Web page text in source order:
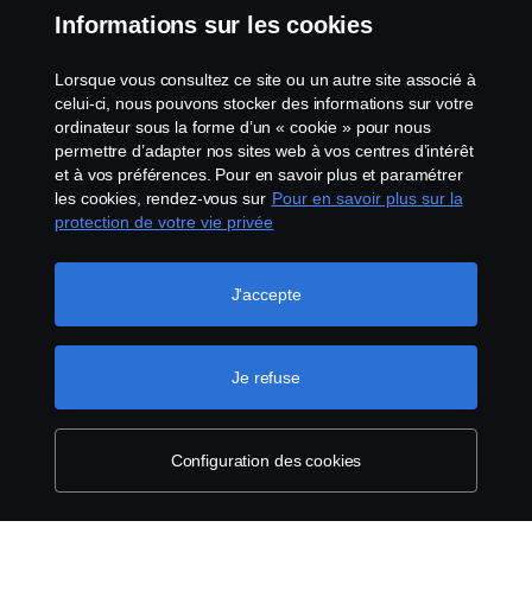
Contactez-nous
Lanceurs d’alerte
Politique de cookies
Configuration des cookies
© Copyright Scania 2026 Tous droits réservés.
Scania France SAS, 11 allée du Président Chirac,
49100 Angers, France, Tél. : +33 (0)2 41 41 33 33
Informations sur les cookies
Lorsque vous consultez ce site ou un autre site associé à
celui-ci, nous pouvons stocker des informations sur votre
ordinateur sous la forme d’un « cookie » pour nous
permettre d’adapter nos sites web à vos centres d’intérêt
et à vos préférences. Pour en savoir plus et paramétrer
les cookies, rendez-vous sur Pour en savoir plus sur la
protection de votre vie privée
Configuration des cookies
Je refuse
J'accepte